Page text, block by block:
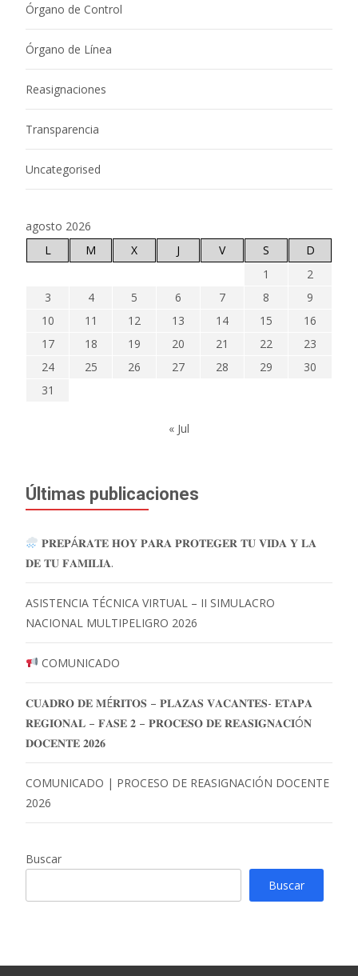
Órgano de Control
Órgano de Línea
Reasignaciones
Transparencia
Uncategorised
agosto 2026
L
M X J V S
D
1
2
3
4 5 6 7 8
9
10
11 12 13 14 15
16
17
18 19 20 21 22
23
24
25 26 27 28 29
30
31
« Jul
Últimas publicaciones
𝐏𝐑𝐄𝐏Á𝐑𝐀𝐓𝐄 𝐇𝐎𝐘 𝐏𝐀𝐑𝐀 𝐏𝐑𝐎𝐓𝐄𝐆𝐄𝐑 𝐓𝐔 𝐕𝐈𝐃𝐀 𝐘 𝐋𝐀
𝐃𝐄 𝐓𝐔 𝐅𝐀𝐌𝐈𝐋𝐈𝐀.
ASISTENCIA TÉCNICA VIRTUAL – II SIMULACRO
NACIONAL MULTIPELIGRO 2026
COMUNICADO
𝐂𝐔𝐀𝐃𝐑𝐎 𝐃𝐄 𝐌É𝐑𝐈𝐓𝐎𝐒 – 𝐏𝐋𝐀𝐙𝐀𝐒 𝐕𝐀𝐂𝐀𝐍𝐓𝐄𝐒- 𝐄𝐓𝐀𝐏𝐀
𝐑𝐄𝐆𝐈𝐎𝐍𝐀𝐋 – 𝐅𝐀𝐒𝐄 𝟐 – 𝐏𝐑𝐎𝐂𝐄𝐒𝐎 𝐃𝐄 𝐑𝐄𝐀𝐒𝐈𝐆𝐍𝐀𝐂𝐈Ó𝐍
𝐃𝐎𝐂𝐄𝐍𝐓𝐄 𝟐𝟎𝟐𝟔
COMUNICADO | PROCESO DE REASIGNACIÓN DOCENTE
2026
Buscar
Buscar